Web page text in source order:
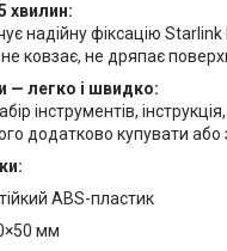
хвилин:
надійну фіксацію
ковзає, не дряпає
— легко і швидко:
інструментів,
додатково купувати
ABS-пластик
мм